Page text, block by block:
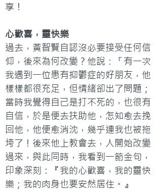
享！
心歡喜，靈快樂
過去，黃智賢自認沒必要接受任何信
仰，後來為何改變？他說：「有一次
我遇到一位患有抑鬱症的好朋友，他
樣樣都很充足，但情緒卻出了問題；
當時我覺得自己是打不死的，也很有
自信，於是便去扶助他，怎知愈去挽
回他，他便愈消沈，幾乎連我也被拖
垮了！後來他上教會去，人開始改變
過來，與此同時，我看到一節金句，
印象深刻：『我的心歡喜，我的靈快
樂；我的肉身也要安然居住。』